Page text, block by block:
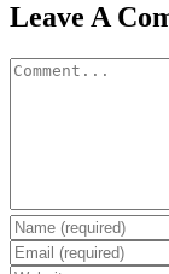
Leave A
Comment